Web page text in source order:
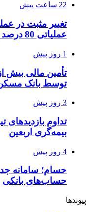
22 ساعت پیش
تغییر مثبت در
عملیاتی 80 درصد رشد کرد
1 روز پیش
توسط بانک
3 روز پیش
تداوم بازدیدهای
بیمه‌گری اربعین
4 روز پیش
حسام؛ سامانه
حساب‌های بانکی
پیوندها